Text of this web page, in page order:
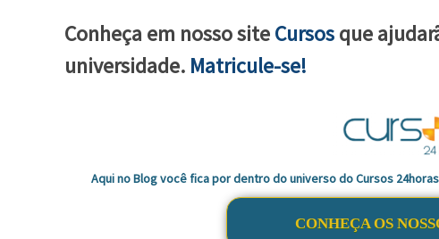
Conheça em nosso siteCursosque
universidade. Matricule-se!
Aqui no Blog você fica por dentro do universo do Cursos
CONHEÇA OS